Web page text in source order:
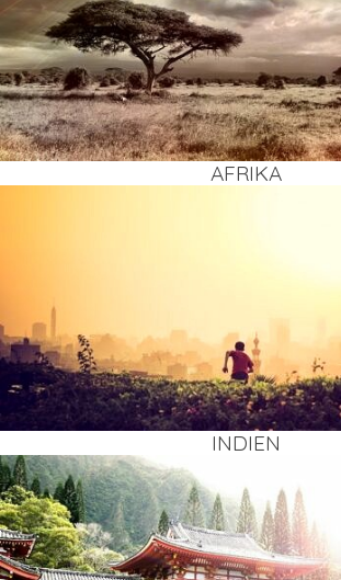
AFRI­KA
INDI­EN